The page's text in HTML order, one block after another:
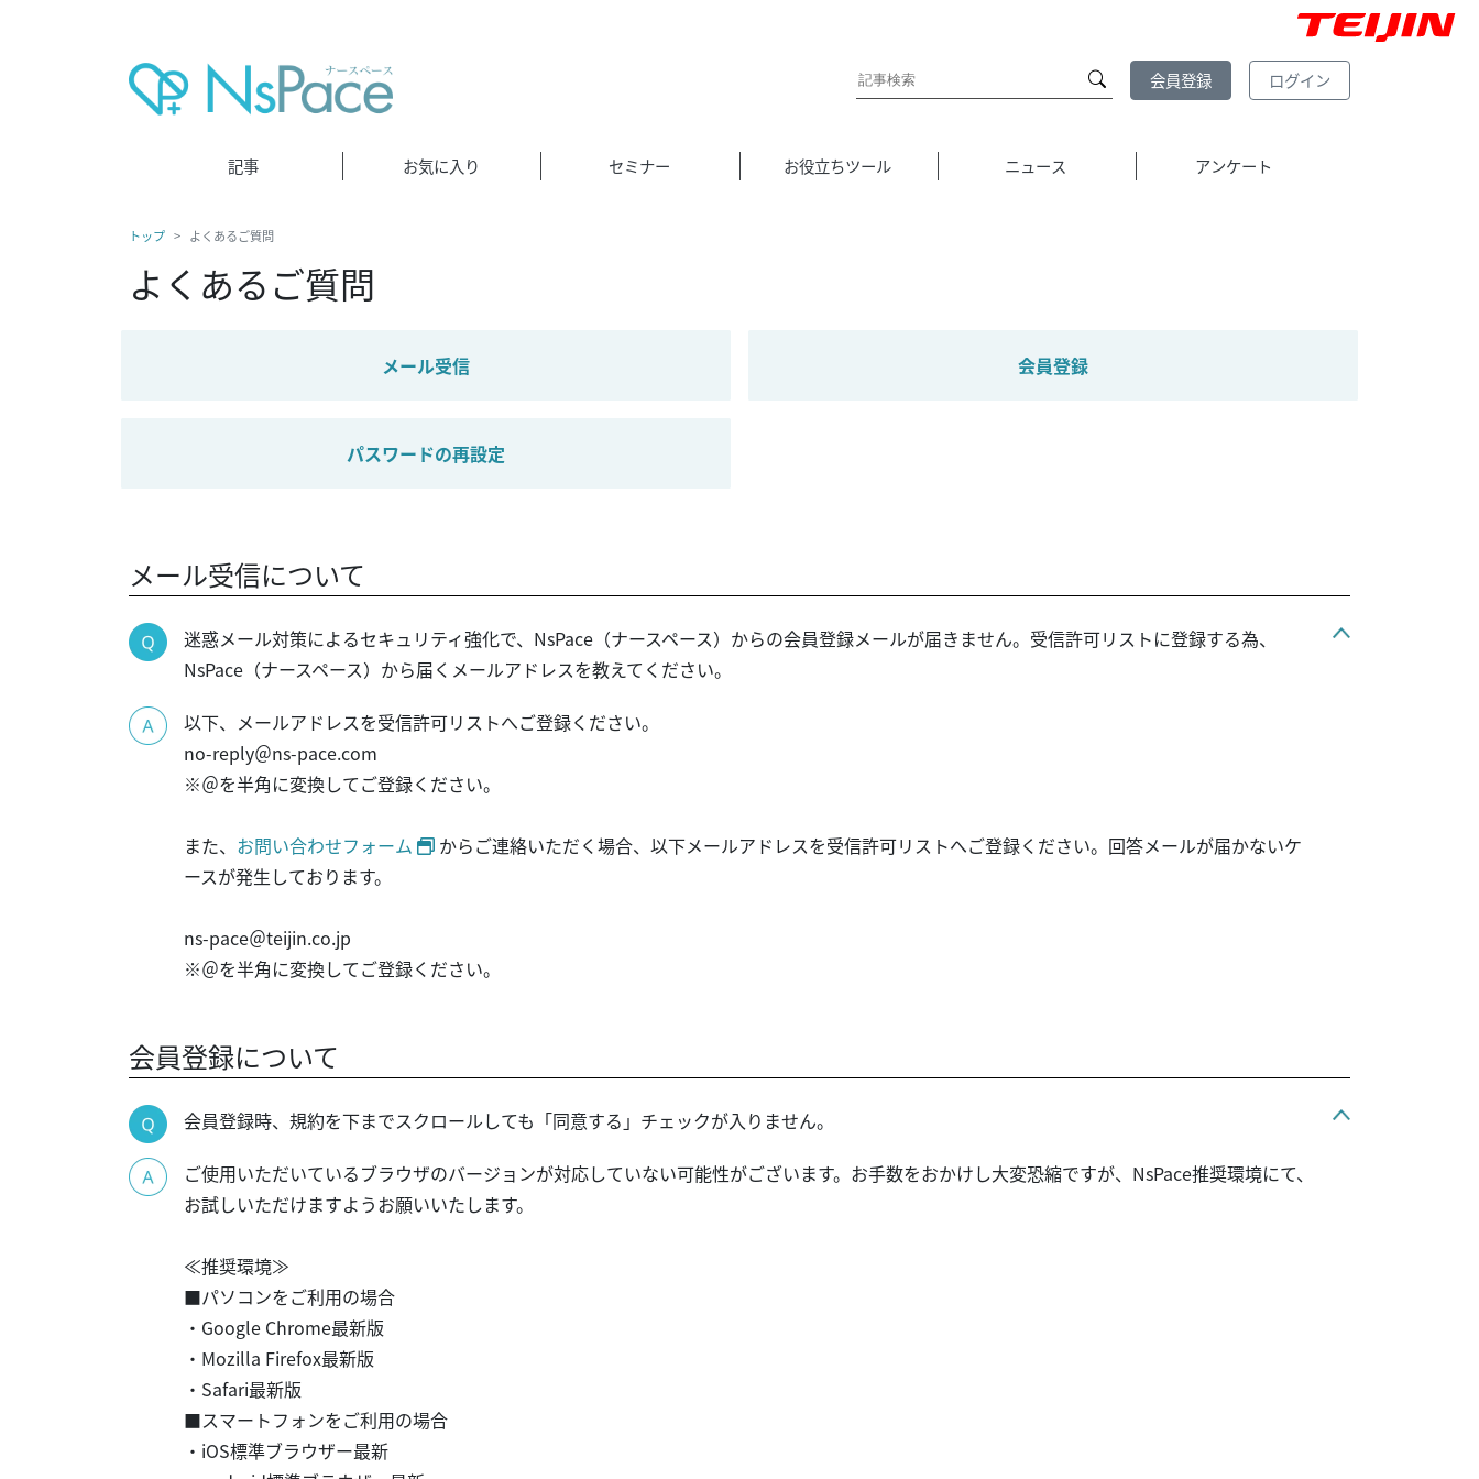
ログイン
会員登録
記事 お気に入り セミナー お役立ちツール ニュース アンケート
トップ よくあるご質問
よくあるご質問
メール受信 会員登録
パスワードの再設定
メール受信について
迷惑メール対策によるセキュリティ強化で、NsPace（ナースペース）からの会員登録メールが届きません。受信許可リストに登録する為、
NsPace（ナースペース）から届くメールアドレスを教えてください。
以下、メールアドレスを受信許可リストへご登録ください。
no-reply＠ns-pace.com
※＠を半角に変換してご登録ください。
また、 お問い合わせフォーム
からご連絡いただく場合、以下メールアドレスを受信許可リストへご登録ください。回答メールが届かないケ
ースが発生しております。
ns-pace＠teijin.co.jp
※＠を半角に変換してご登録ください。
会員登録について
会員登録時、規約を下までスクロールしても「同意する」チェックが入りません。
ご使用いただいているブラウザのバージョンが対応していない可能性がございます。お手数をおかけし大変恐縮ですが、NsPace推奨環境にて、
お試しいただけますようお願いいたします。
≪推奨環境≫
■パソコンをご利用の場合
・Google Chrome最新版
・Mozilla Firefox最新版
・Safari最新版
■スマートフォンをご利用の場合
・iOS標準ブラウザー最新